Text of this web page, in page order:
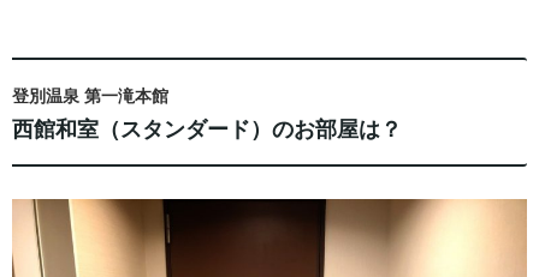
登別温泉 第一滝本館
西館和室（スタンダード）のお部屋は？